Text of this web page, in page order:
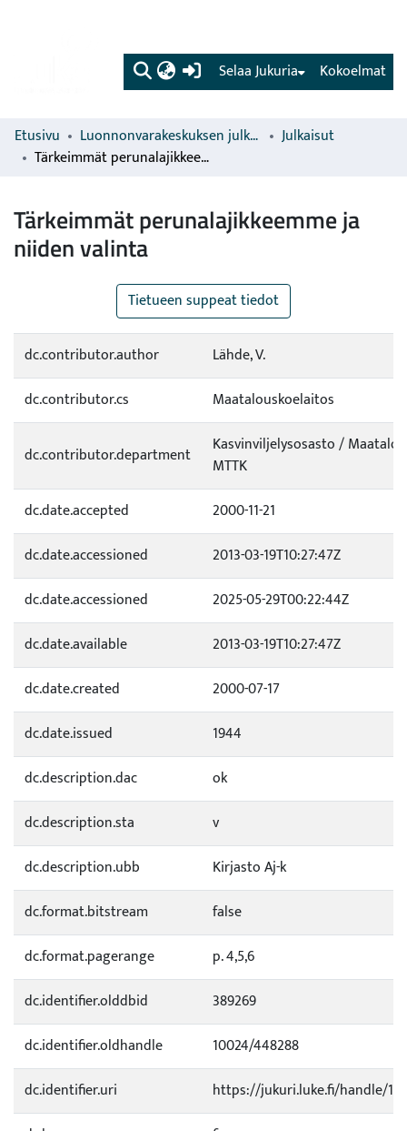
(current) Kokoelmat
Selaa Jukuria
Etusivu Luonnonvarakeskuksen julkaisut
Julkaisut
Tärkeimmät perunalajikkeemme ja niiden valinta
Tärkeimmät perunalajikkeemme ja
niiden valinta
Tietueen suppeat tiedot
dc.contributor.author
Lähde, V.
dc.contributor.cs
Maatalouskoelaitos
dc.contributor.department
Kasvinviljelysosasto /
MTTK
dc.date.accepted
2000-11-21
dc.date.accessioned
2013-03-19T10:27:47Z
dc.date.accessioned
2025-05-29T00:22:44Z
dc.date.available
2013-03-19T10:27:47Z
dc.date.created
2000-07-17
dc.date.issued
1944
dc.description.dac
ok
dc.description.sta
v
dc.description.ubb
Kirjasto Aj-k
dc.format.bitstream
false
dc.format.pagerange
p. 4,5,6
dc.identifier.olddbid
389269
dc.identifier.oldhandle
10024/448288
dc.identifier.uri
https://jukuri.luke.fi/handle/